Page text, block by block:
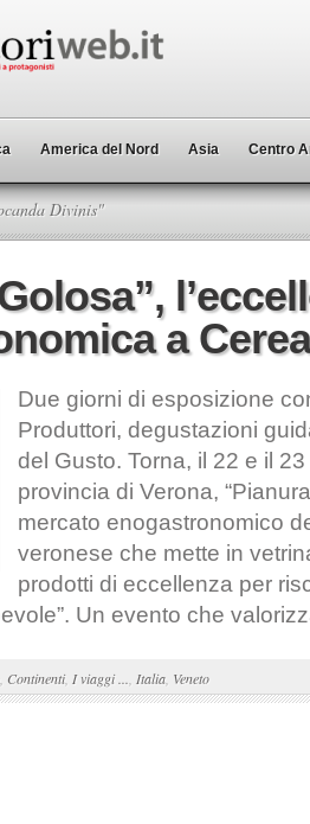
America del Nord Asia Centro
Divinis"
a Cerea
Due giorni di esposizione
Produttori, degustazioni
del Gusto. Torna, il 22 e il
provincia di Verona,
mercato enogastronomico
veronese che mette in
prodotti di eccellenza per
Un evento che
Continenti, I viaggi ... Italia Veneto